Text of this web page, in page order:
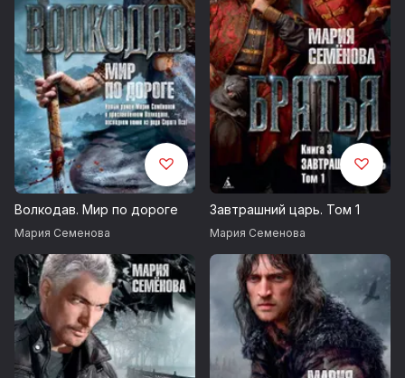
Волкодав. Мир по дороге
Мария Семенова
Завтрашний царь. Том 1
Мария Семенова